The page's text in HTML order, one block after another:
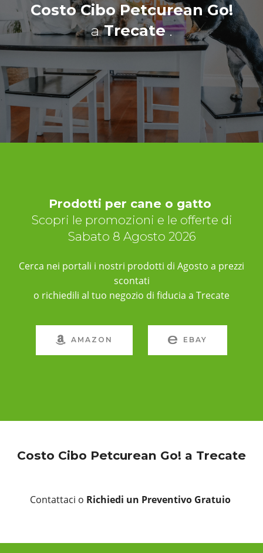
Costo Cibo Petcurean Go!
aTrecate.
Prodotti per cane o gatto
Scopri le promozioni e le offerte di
Sabato 8 Agosto 2026
Cerca nei portali i nostri prodotti di Agosto a prezzi
scontati
o richiedili al tuo negozio di fiducia a Trecate
AMAZON EBAY
Costo Cibo Petcurean Go! a Trecate
Contattaci o Richiedi un Preventivo Gratuio